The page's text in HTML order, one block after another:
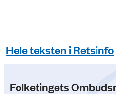
Hele teksten i Retsinfo
Folketingets